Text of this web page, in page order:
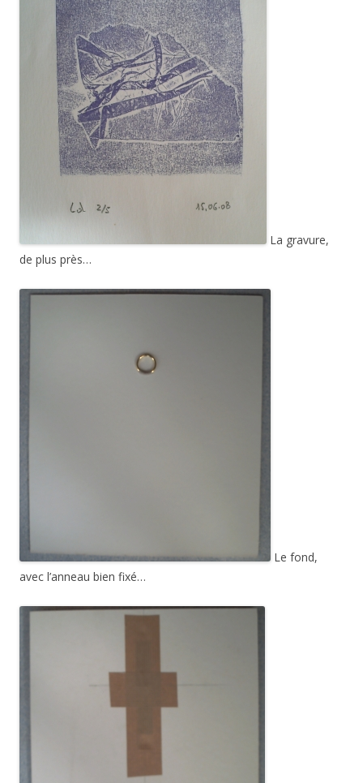
La gravure,
de plus près…
Le fond,
avec l’anneau bien fixé…